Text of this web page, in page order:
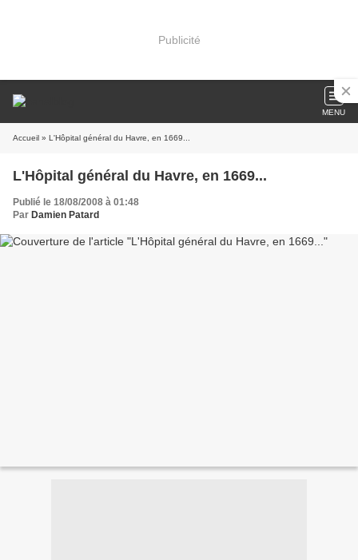
Publicité
MENU
Accueil » L'Hôpital général du Havre, en 1669...
L'Hôpital général du Havre, en 1669...
Publié le 18/08/2008 à 01:48
Par Damien Patard